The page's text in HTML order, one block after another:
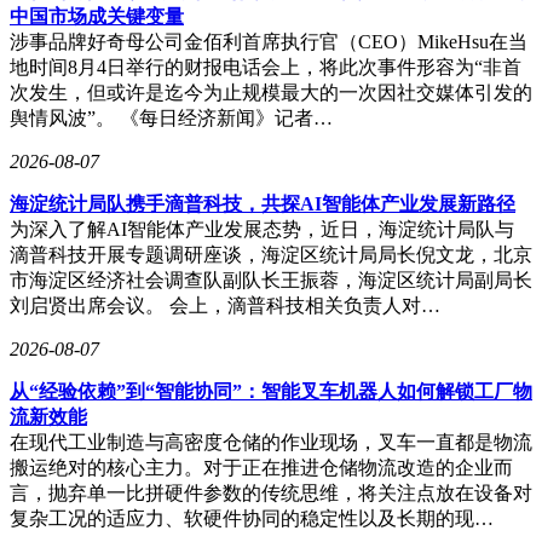
中国市场成关键变量
涉事品牌好奇母公司金佰利首席执行官（CEO）MikeHsu在当
地时间8月4日举行的财报电话会上，将此次事件形容为“非首
次发生，但或许是迄今为止规模最大的一次因社交媒体引发的
舆情风波”。 《每日经济新闻》记者…
2026-08-07
海淀统计局队携手滴普科技，共探AI智能体产业发展新路径
为深入了解AI智能体产业发展态势，近日，海淀统计局队与
滴普科技开展专题调研座谈，海淀区统计局局长倪文龙，北京
市海淀区经济社会调查队副队长王振蓉，海淀区统计局副局长
刘启贤出席会议。 会上，滴普科技相关负责人对…
2026-08-07
从“经验依赖”到“智能协同”：智能叉车机器人如何解锁工厂物
流新效能
在现代工业制造与高密度仓储的作业现场，叉车一直都是物流
搬运绝对的核心主力。对于正在推进仓储物流改造的企业而
言，抛弃单一比拼硬件参数的传统思维，将关注点放在设备对
复杂工况的适应力、软硬件协同的稳定性以及长期的现…